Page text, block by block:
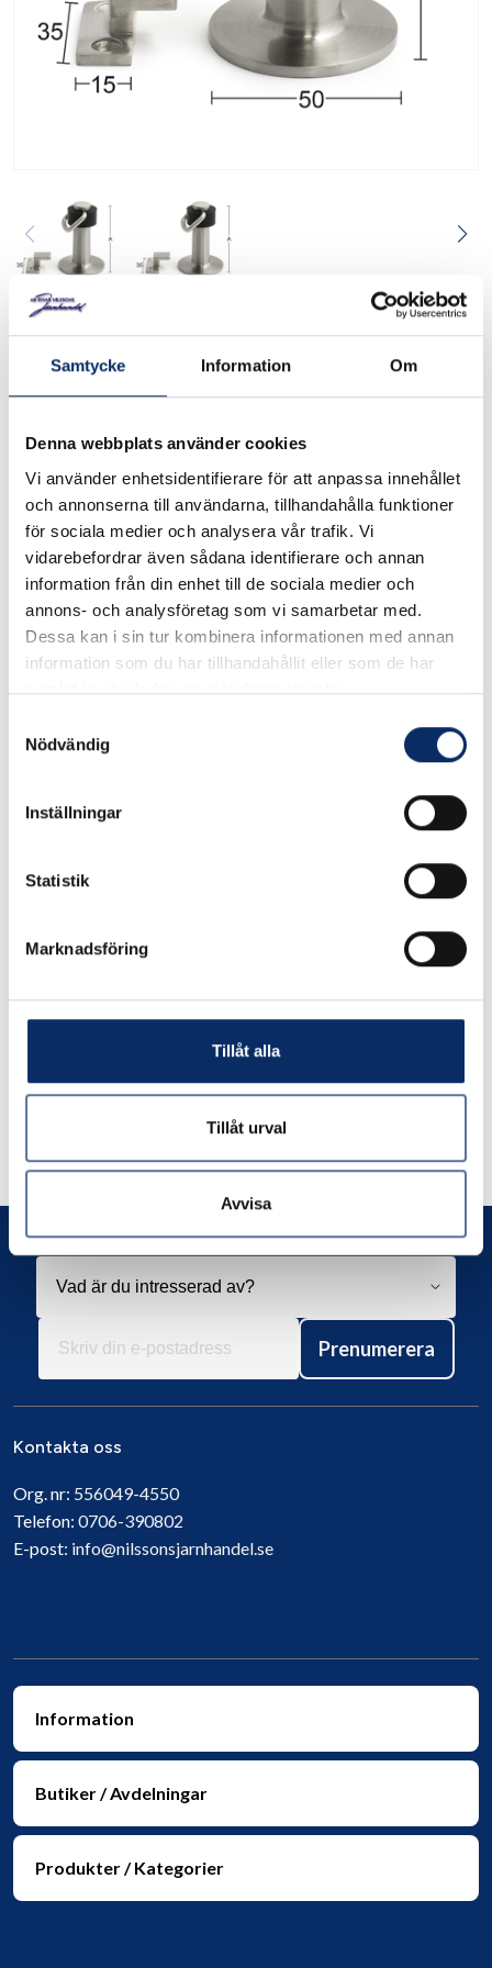
Samtycke Information Om
Denna webbplats använder cookies
Vi använder enhetsidentifierare för att anpassa innehållet
och annonserna till användarna, tillhandahålla funktioner
för sociala medier och analysera vår trafik. Vi
vidarebefordrar även sådana identifierare och annan
information från din enhet till de sociala medier och
annons- och analysföretag som vi samarbetar med.
Dessa kan i sin tur kombinera informationen med annan
information som du har tillhandahållit eller som de har
samlat in när du har använt deras tjänster.
Nödvändig
Inställningar
Statistik
Marknadsföring
Tillåt alla
Tillåt urval
Avvisa
Dörrhållare 393
Art. nr:
golvdelen med skruvstift. För trä eller stengolv. SB-pack
inklusive skruv. A-mått = höjd
Se måttskiss under produktinformation.
VäljHöjd
Lägg i varukorg
expand_more
Liknande produkter
Andra har även tittat på
Prenumerera
Kontakta oss
Org. nr: 556049-4550
Telefon: 0706-390802
E-post: info@nilssonsjarnhandel.se
Information
Butiker / Avdelningar
Produkter / Kategorier